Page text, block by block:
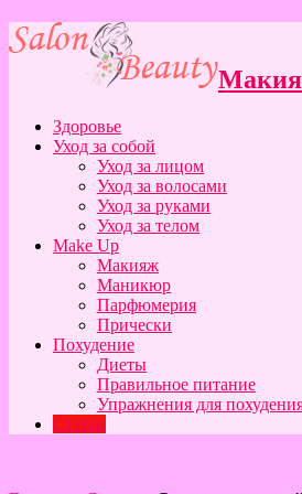
Здоровье
Уход за собой
Уход за лицом
Уход за волосами
Уход за руками
Уход за телом
Make Up
Макияж
Маникюр
Парфюмерия
Прически
Похудение
Диеты
Правильное питание
Упражнения для
Статьи